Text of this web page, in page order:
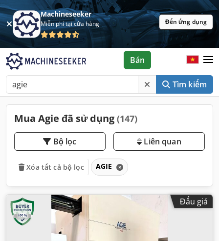
Machineseeker
Miễn phí tại cửa hàng Đến ứng dụng
Tìm kiếm
Bán
Mua Agie đã sử dụng (147)
Bộ lọc Liên quan
Xóa tất cả bộ lọc AGIE
Đấu giá